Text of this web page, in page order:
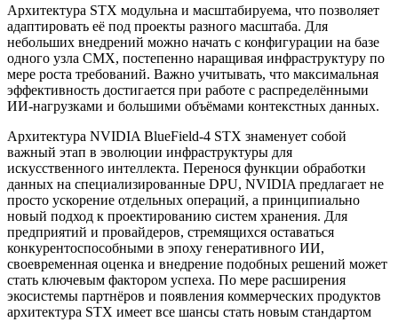
Архитектура STX модульна и масштабируема, что позволяет
адаптировать её под проекты разного масштаба. Для
небольших внедрений можно начать с конфигурации на базе
одного узла CMX, постепенно наращивая инфраструктуру по
мере роста требований. Важно учитывать, что максимальная
эффективность достигается при работе с распределёнными
ИИ-нагрузками и большими объёмами контекстных данных.
Архитектура NVIDIA BlueField-4 STX знаменует собой
важный этап в эволюции инфраструктуры для
искусственного интеллекта. Перенося функции обработки
данных на специализированные DPU, NVIDIA предлагает не
просто ускорение отдельных операций, а принципиально
новый подход к проектированию систем хранения. Для
предприятий и провайдеров, стремящихся оставаться
конкурентоспособными в эпоху генеративного ИИ,
своевременная оценка и внедрение подобных решений может
стать ключевым фактором успеха. По мере расширения
экосистемы партнёров и появления коммерческих продуктов
архитектура STX имеет все шансы стать новым стандартом